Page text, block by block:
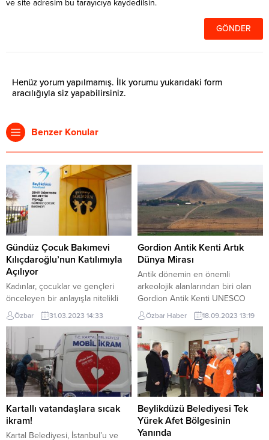
ve site adresim bu tarayıcıya kaydedilsin.
Henüz yorum yapılmamış. İlk yorumu yukarıdaki form
aracılığıyla siz yapabilirsiniz.
Benzer Konular
Gündüz Çocuk Bakımevi
Kılıçdaroğlu’nun Katılımıyla
Açılıyor
Kadınlar, çocuklar ve gençleri
önceleyen bir anlayışla nitelikli
alanlar oluşturmaya devam eden
Beylikdüzü Belediyesi, “Her
mahalleye bir kreş” hedefini hızla
gerçekleştiriyor. Belediye
tarafından ilçeye kazandırılan 2
gündüz çocuk bakımevinin
ardından Gürpınar Mahallesi’nde
Yuvamız Beylikdüzü Şehit
Öğretmen Necmettin Yılmaz
Gündüz Çocuk Bakımevi, Selvi
Kılıçdaroğlu’nun katılımıyla açılıyor.
Özbar 31.03.2023 14:33
Gordion Antik Kenti Artık
Dünya Mirası
Antik dönemin en önemli
arkeolojik alanlarından biri olan
Gordion Antik Kenti UNESCO
tarafından “Dünya Mirası” ilan
edildi. Suudi Arabistan’ın başkenti
Riyad’da gerçekleştirilen 45.
UNESCO Dünya Miras Komitesi
toplantısında bugün alınan kararla
Gordion artık bir dünya mirası
olarak korunacak. Kültür ve
Turizm Bakanı Mehmet Nuri
Ersoy’un sosyal medya
hesaplarından duyurduğu bu...
Özbar Haber 18.09.2023 13:19
Kartallı vatandaşlara sıcak
ikram!
Kartal Belediyesi, İstanbul’u ve
Beylikdüzü Belediyesi Tek
Yürek Afet Bölgesinin
Yanında